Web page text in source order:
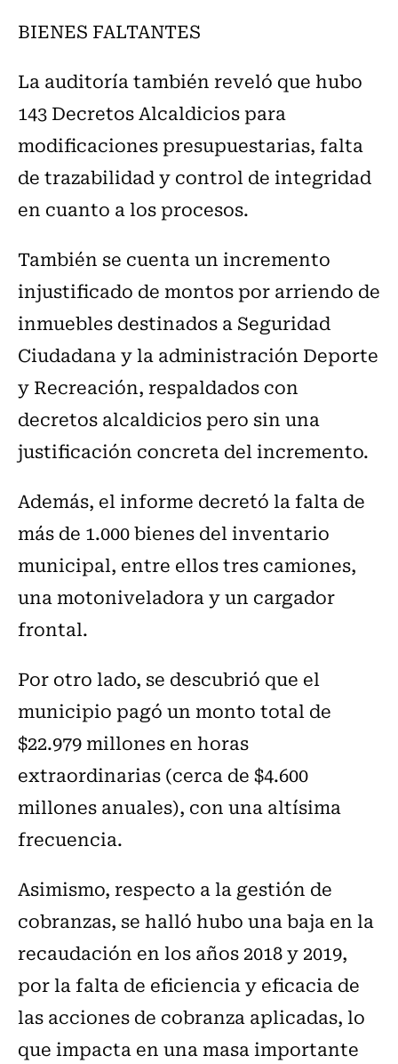
BIENES FALTANTES
La auditoría también reveló que hubo
143 Decretos Alcaldicios para
modificaciones presupuestarias, falta
de trazabilidad y control de integridad
en cuanto a los procesos.
También se cuenta un incremento
injustificado de montos por arriendo de
inmuebles destinados a Seguridad
Ciudadana y la administración Deporte
y Recreación, respaldados con
decretos alcaldicios pero sin una
justificación concreta del incremento.
Además, el informe decretó la falta de
más de 1.000 bienes del inventario
municipal, entre ellos tres camiones,
una motoniveladora y un cargador
frontal.
Por otro lado, se descubrió que el
municipio pagó un monto total de
$22.979 millones en horas
extraordinarias (cerca de $4.600
millones anuales), con una altísima
frecuencia.
Asimismo, respecto a la gestión de
cobranzas, se halló hubo una baja en la
recaudación en los años 2018 y 2019,
por la falta de eficiencia y eficacia de
las acciones de cobranza aplicadas, lo
que impacta en una masa importante